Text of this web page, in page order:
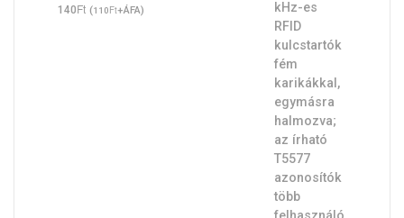
140Ft (110Ft+ÁFA)